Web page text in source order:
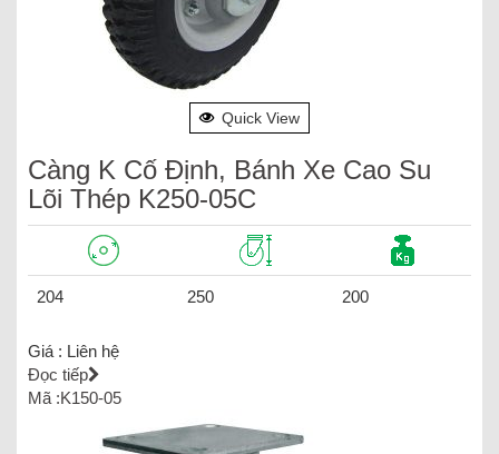
Quick View
Càng K Cố Định, Bánh Xe Cao Su
Lõi Thép K250-05C
204 250 200
Giá : Liên hệ
Đọc tiếp
Mã :K150-05